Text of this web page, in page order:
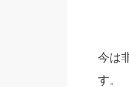
今は
す。